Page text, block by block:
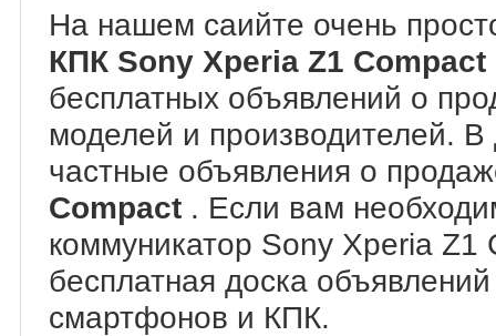
На нашем саийте очень
КПК Sony Xperia Z1 Compact
бесплатных объявлений о
моделей и производителей.
частные объявления о
Compact . Если вам
коммуникатор Sony Xperia
бесплатная доска
смартфонов и КПК.